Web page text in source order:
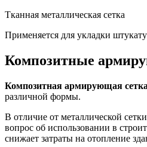
Тканная металлическая сетка
Применяется для укладки
Композитные
Композитная армирующая сетка
различной формы.
В отличие от металлической
вопрос об использовании в
снижает затраты на отопление